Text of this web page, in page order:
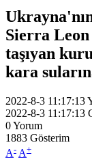
Sierra Leon
taşıyan
kara
2022-8-3 11:17:13
2022-8-3 11:17:13
0Yorum
1883 Gösterim
A- A+